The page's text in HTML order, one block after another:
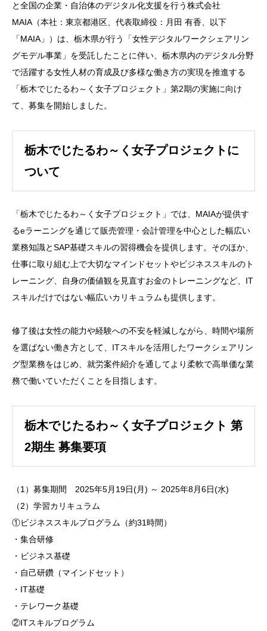
と全国の企業・自治体のデジタル化支援を行う株式会社
MAIA（本社：東京都港区、代表取締役：月田 有香、以下
「MAIA」）は、栃木県が行う「女性デジタルワークシェアリン
グモデル事業」を受託したことに伴い、栃木県内のデジタル分野
で活躍する女性人材の育成及び多様な働き方の実現を推進する
「栃木でじたるわ～く女子プロジェクト」第2期の実施に向け
て、募集を開始しました。
栃木でじたるわ～く女子プロジェクトに
ついて
「栃木でじたるわ～く女子プロジェクト」では、MAIAが提供す
るeラーニングを通じて販売管理・会計管理を中心とした幅広い
業務知識とSAP基礎スキルの習得機会を提供します。そのほか、
仕事に取り組む上で大切なマインドセットやビジネススキルのト
レーニング、自身の価値観を見直すお金のトレーニングなど、IT
スキルだけではない幅広いカリキュラムも提供します。
修了後は女性の能力や経験への不安を軽減しながら、時間や場所
を選ばない働き方として、ITスキルを活用したワークシェアリン
グ型業務をはじめ、就労案件紹介を通してより柔軟で高単価な業
務で働いていただくことを目指します。
栃木でじたるわ～く女子プロジェクト 第
2期生 募集要項
（1）募集期間 2025年5月19日(月) ～ 2025年8月6日(水)
（2）学習カリキュラム
①ビジネススキルプログラム（約31時間）
・集合研修
・ビジネス基礎
・自己研鑽（マインドセット）
・IT基礎
・テレワーク基礎
②ITスキルプログラム